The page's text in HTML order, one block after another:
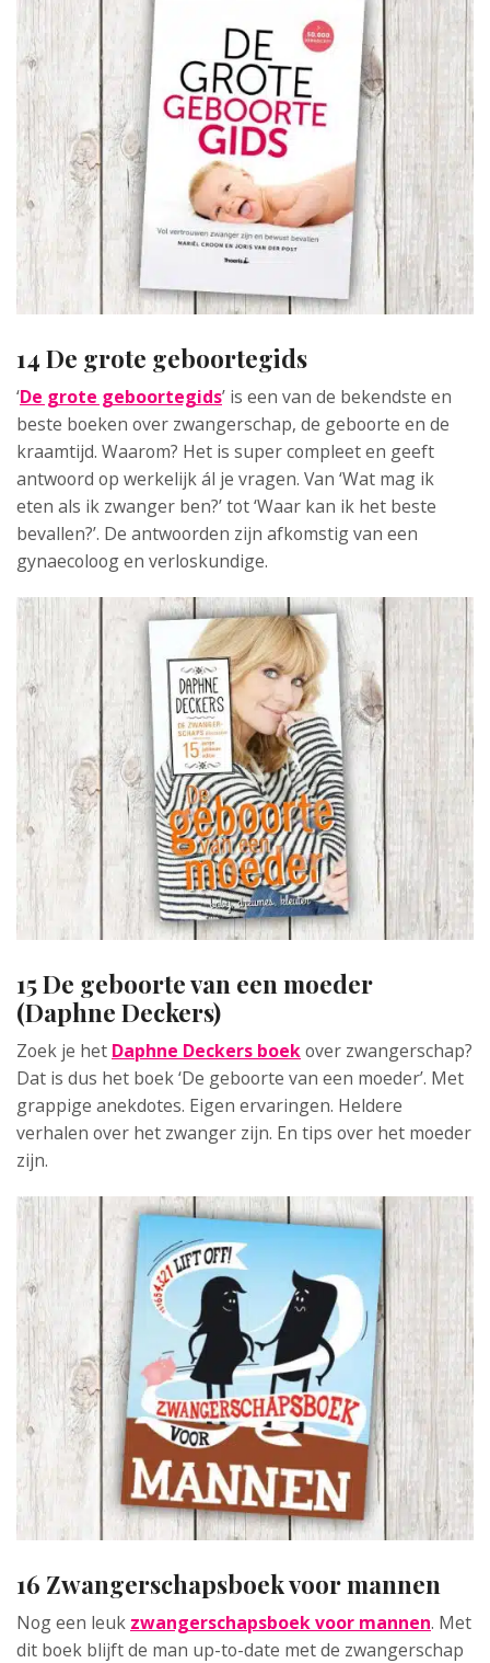
14 De grote geboortegids
‘De grote geboortegids’ is een van de bekendste en
beste boeken over zwangerschap, de geboorte en de
kraamtijd. Waarom? Het is super compleet en geeft
antwoord op werkelijk ál je vragen. Van ‘Wat mag ik
eten als ik zwanger ben?’ tot ‘Waar kan ik het beste
bevallen?’. De antwoorden zijn afkomstig van een
gynaecoloog en verloskundige.
15 De geboorte van een moeder
(Daphne Deckers)
Zoek je het Daphne Deckers boekover zwangerschap?
Dat is dus het boek ‘De geboorte van een moeder’. Met
grappige anekdotes. Eigen ervaringen. Heldere
verhalen over het zwanger zijn. En tips over het moeder
zijn.
16 Zwangerschapsboek voor mannen
Nog een leuk zwangerschapsboek voor mannen. Met
dit boek blijft de man up-to-date met de zwangerschap